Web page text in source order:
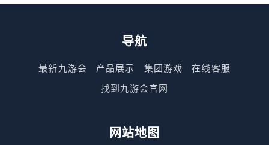
导航
最新九游会 产品展示 集团游戏
在线客服
找到九游会官网
网站地图